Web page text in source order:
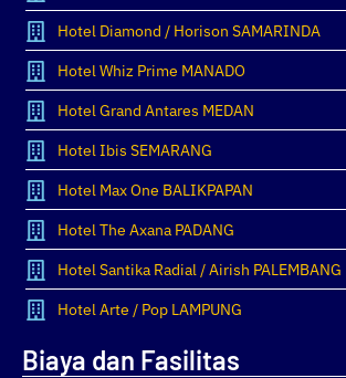
Hotel Diamond / Horison SAMARINDA
Hotel Whiz Prime MANADO
Hotel Grand Antares MEDAN
Hotel Ibis SEMARANG
Hotel Max One BALIKPAPAN
Hotel The Axana PADANG
Hotel Santika Radial / Airish PALEMBANG
Hotel Arte / Pop LAMPUNG
Biaya dan Fasilitas